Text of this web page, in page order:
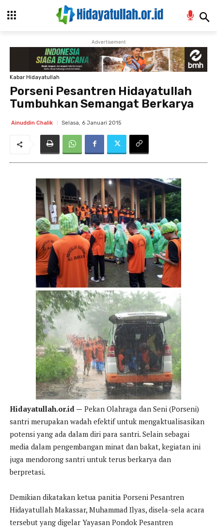
Advertisement
Kabar Hidayatullah
Porseni Pesantren Hidayatullah
Tumbuhkan Semangat Berkarya
Ainuddin Chalik Selasa, 6 Januari 2015
Hidayatullah.or.id — Pekan Olahraga dan Seni (Porseni)
santri merupakan wadah efektif untuk mengaktualisasikan
potensi yang ada dalam diri para santri. Selain sebagai
media dalam pengembangan minat dan bakat, kegiatan ini
juga mendorong santri untuk terus berkarya dan
berpretasi.
Demikian dikatakan ketua panitia Porseni Pesantren
Hidayatullah Makassar, Muhammad Ilyas, disela-sela acara
tersebut yang digelar Yayasan Pondok Pesantren